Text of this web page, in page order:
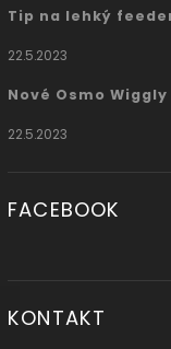
Tip na lehký
22.5.2023
Nové Osmo Wiggly
22.5.2023
FACEBOOK
KONTAKT